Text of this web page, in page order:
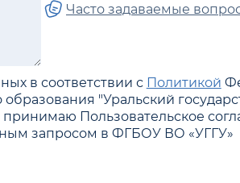
Часто задаваемые
в соответствии с Политикой
"Уральский
Пользовательское
запросом в ФГБОУ ВО «УГГУ»